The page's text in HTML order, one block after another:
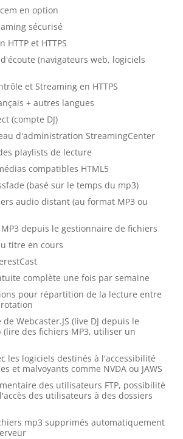
en option
sécurisé
HTTP et HTTPS
(navigateurs web, logiciels
et Streaming en HTTPS
+ autres langues
(compte DJ)
d'administration StreamingCenter
playlists de lecture
compatibles HTML5
(basé sur le temps du mp3)
audio distant (au format MP3 ou
depuis le gestionnaire de fichiers
titre en cours
complète une fois par semaine
pour répartition de la lecture entre
Webcaster.JS (live DJ depuis le
(lire des fichiers MP3, utiliser un
les logiciels destinés à l'accessibilité
et malvoyants comme NVDA ou JAWS
des utilisateurs FTP, possibilité
des utilisateurs à des dossiers
mp3 supprimés automatiquement